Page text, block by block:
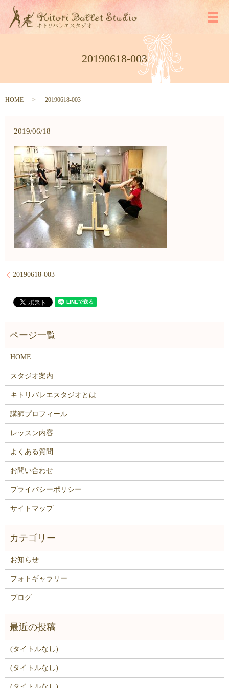
メ
20190618-003
HOME 20190618-003
2019/06/18
20190618-003
HOME
スタジオ案内
キトリバレエスタジオとは
講師プロフィール
レッスン内容
よくある質問
お問い合わせ
プライバシーポリシー
サイトマップ
お知らせ
フォトギャラリー
ブログ
(タイトルなし)
(タイトルなし)